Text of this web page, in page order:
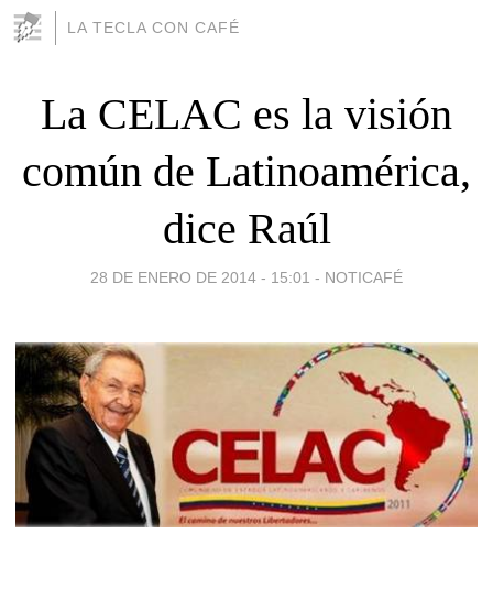
LA TECLA CON CAFÉ
La CELAC es la visión
común de Latinoamérica,
dice Raúl
28 DE ENERO DE 2014 - 15:01 - NOTICAFÉ